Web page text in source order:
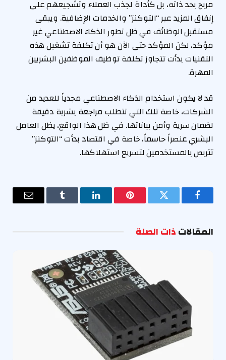
مربح بحد ذاته، بل كأداة لجذب العملاء وتشجيعهم على
إنفاق المزيد عبر “التوكنز” والخدمات الإضافية. ويبقى
مستقبل الوظائف في ظل تطور الذكاء الاصطناعي غير
مؤكد، لكن المؤكد حتى الآن هو أن تكلفة تشغيل هذه
التقنيات بدأت تتجاوز تكلفة توظيف الموظفين البشريين
المهرة.
قد لا يكون استخدام الذكاء الاصطناعي مجدياً للعديد من
الشركات، خاصة تلك التي تتطلب مراجعة بشرية دقيقة
لضمان سرية وأمن بياناتها. في ظل هذا الواقع، يظل العامل
البشري عنصراً حاسماً، خاصة في اقتصاد بدأت “التوكنز”
تتربص بالمستخدمين لتسريع استهلاكها.
فيسبوك تويتر بينتيريستلينكدإن Tumblr
البريد
المقالاتذات الصلة